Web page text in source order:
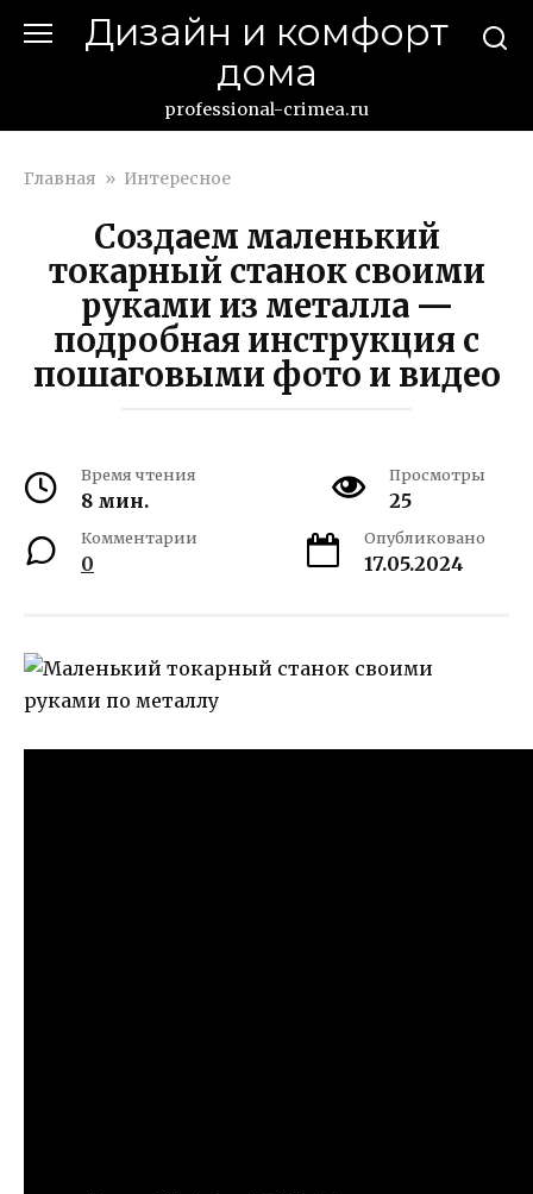
Дизайн и комфорт
дома
professional-crimea.ru
Главная » Интересное
Создаем маленький
токарный станок своими
руками из металла —
подробная инструкция с
пошаговыми фото и видео
Время чтения
8 мин.
Просмотры
25
Комментарии
0
Опубликовано
17.05.2024